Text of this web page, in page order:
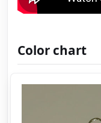
Color chart